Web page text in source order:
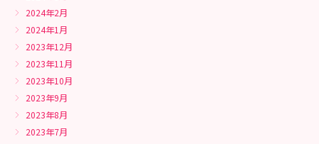
2024年2月
2024年1月
2023年12月
2023年11月
2023年10月
2023年9月
2023年8月
2023年7月